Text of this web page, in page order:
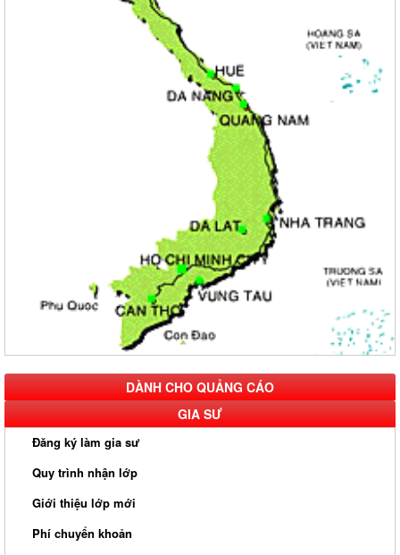
DÀNH CHO QUẢNG CÁO
GIA SƯ
Đăng ký làm gia sư
Quy trình nhận lớp
Giới thiệu lớp mới
Phí chuyển khoản